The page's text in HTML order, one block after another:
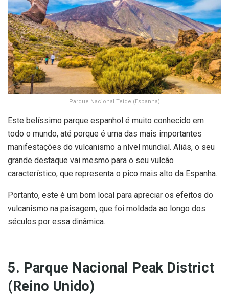
Parque Nacional Teide (Espanha)
Este belíssimo parque espanhol é muito conhecido em
todo o mundo, até porque é uma das mais importantes
manifestações do vulcanismo a nível mundial. Aliás, o seu
grande destaque vai mesmo para o seu vulcão
característico, que representa o pico mais alto da Espanha.
Portanto, este é um bom local para apreciar os efeitos do
vulcanismo na paisagem, que foi moldada ao longo dos
séculos por essa dinâmica.
5. Parque Nacional Peak District
(Reino Unido)